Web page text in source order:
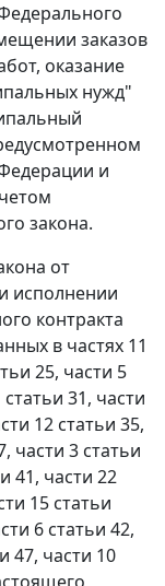
заказов
оказание
нужд"
и
закона.
от
исполнении
контракта
в частях 11
25, части 5
31, части
12 статьи 35,
, части 3 статьи
41, части 22
15 статьи
6 статьи 42,
47, части 10